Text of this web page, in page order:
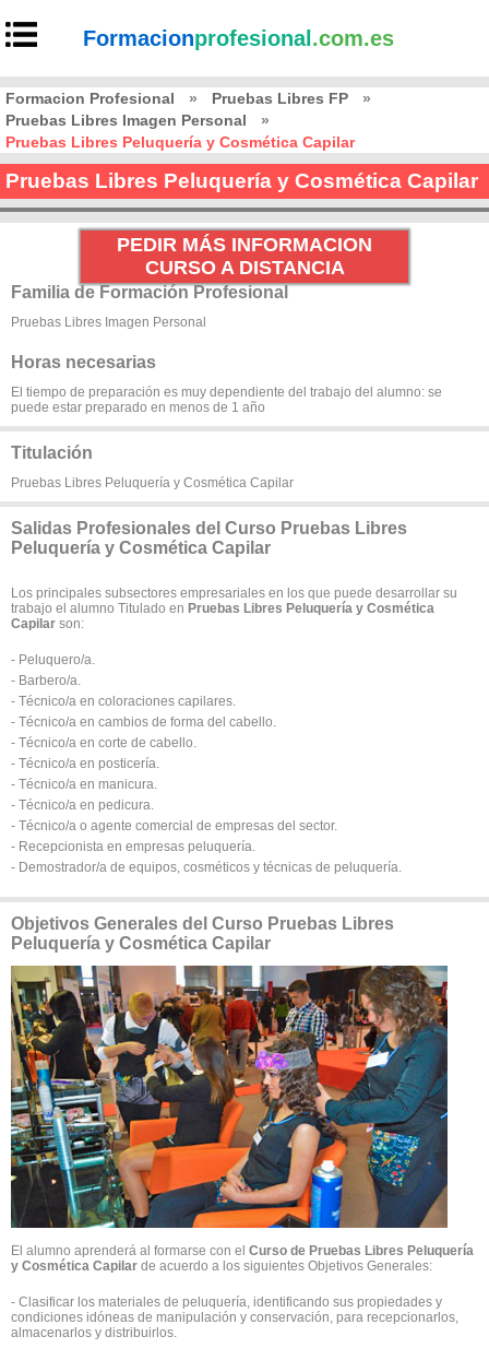
Formacionprofesional .com.es
Formacion Profesional » Pruebas Libres FP
»
Pruebas Libres Imagen Personal
»
Pruebas Libres Peluquería y Cosmética Capilar
Pruebas Libres Peluquería y Cosmética Capilar
PEDIR MÁS INFORMACION
CURSO A DISTANCIA
Familia de Formación Profesional
Pruebas Libres Imagen Personal
Horas necesarias
El tiempo de preparación es muy dependiente del trabajo del alumno: se
puede estar preparado en menos de 1 año
Titulación
Pruebas Libres Peluquería y Cosmética Capilar
Salidas Profesionales del Curso Pruebas Libres
Peluquería y Cosmética Capilar
Los principales subsectores empresariales en los que puede desarrollar su
trabajo el alumno Titulado en Pruebas Libres Peluquería y Cosmética
Capilar son:
- Peluquero/a.
- Barbero/a.
- Técnico/a en coloraciones capilares.
- Técnico/a en cambios de forma del cabello.
- Técnico/a en corte de cabello.
- Técnico/a en posticería.
- Técnico/a en manicura.
- Técnico/a en pedicura.
- Técnico/a o agente comercial de empresas del sector.
- Recepcionista en empresas peluquería.
- Demostrador/a de equipos, cosméticos y técnicas de peluquería.
Objetivos Generales del Curso Pruebas Libres
Peluquería y Cosmética Capilar
El alumno aprenderá al formarse con el Curso de Pruebas Libres Peluquería
y Cosmética Capilar de acuerdo a los siguientes Objetivos Generales:
- Clasificar los materiales de peluquería, identificando sus propiedades y
condiciones idóneas de manipulación y conservación, para recepcionarlos,
almacenarlos y distribuirlos.